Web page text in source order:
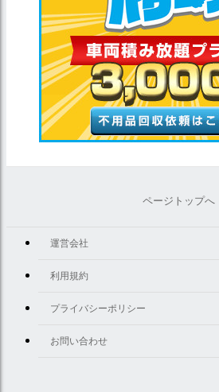
ページトップへ
運営会社
利用規約
プライバシーポリシー
お問い合わせ